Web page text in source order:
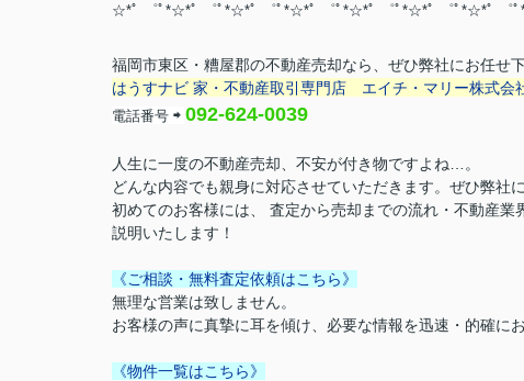
☆*ﾟ ゜ﾟ*☆*ﾟ ゜ﾟ*☆*ﾟ ゜ﾟ*☆*ﾟ ゜ﾟ*☆*ﾟ ゜ﾟ*☆*ﾟ ゜ﾟ*☆*ﾟ ゜
福岡市東区・糟屋郡の不動産売却なら、ぜひ弊社にお任せ
はうすナビ 家・不動産取引専門店 エイチ・マリー株式会
電話番号 ⇨ 092-624-0039
人生に一度の不動産売却、不安が付き物ですよね…。
どんな内容でも親身に対応させていただきます。ぜひ弊社
初めてのお客様には、 査定から売却までの流れ・不動産
説明いたします！
《ご相談・無料査定依頼はこちら》
無理な営業は致しません。
お客様の声に真摯に耳を傾け、必要な情報を迅速・的確にお
《物件一覧はこちら》